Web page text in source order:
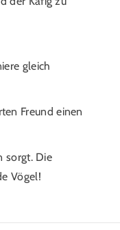
gleich
Freund einen
sorgt. Die
Vögel!